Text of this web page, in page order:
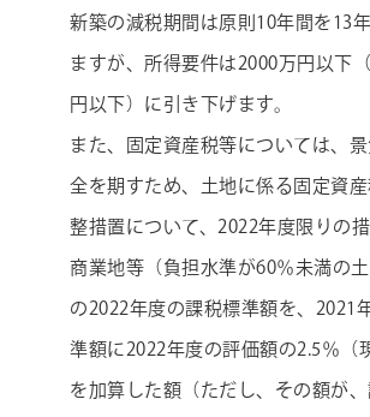
新築の減税期間は原則10年間を13
ますが、所得要件は2000万円以下
円以下）に引き下げます。
また、固定資産税等については、
全を期すため、土地に係る固定資
整措置について、2022年度限りの措
商業地等（負担水準が60％未満の土
の2022年度の課税標準額を、2021
準額に2022年度の評価額の2.5％（
を加算した額（ただし、その額が